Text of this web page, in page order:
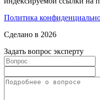
Политика
Сделано в 2026
Задать вопрос эксперту